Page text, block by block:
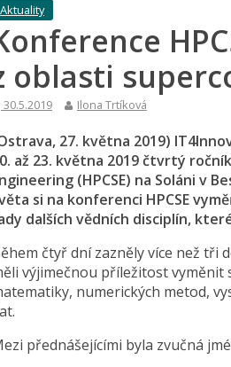
Aktuality
oblasti
30.5.2019 Ilona Trtíková
27. května 2019)
až 23. května 2019 čtvrtý
(HPCSE) na Soláni v
si na konferenci HPCSE
dalších vědních disciplín,
čtyř dní zazněly více než tři
výjimečnou příležitost
numerických metod,
přednášejícími byla zvučná